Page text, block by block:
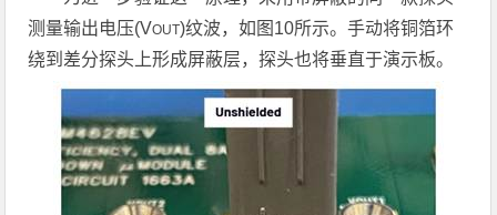
测量输出电压(VOUT)纹波，如图10所示。手动将铜箔环
绕到差分探头上形成屏蔽层，探头也将垂直于演示板。